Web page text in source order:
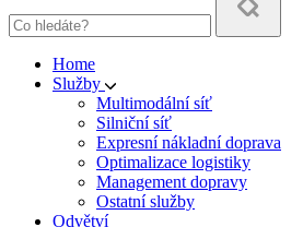
Home
Služby
Multimodální síť
Silniční síť
Expresní nákladní doprava
Optimalizace logistiky
Management dopravy
Ostatní služby
Odvětví